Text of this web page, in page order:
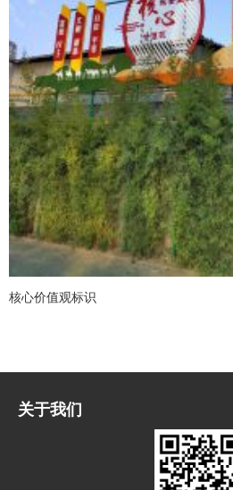
核心价值观标识
关于我们